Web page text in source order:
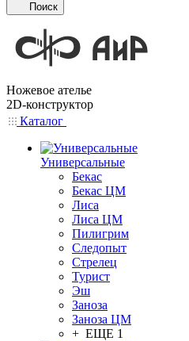
Поиск
Ножевое ателье
2D-конструктор
Каталог
Универсальные
Бекас
Бекас ЦМ
Лиса
Лиса ЦМ
Пилигрим
Следопыт
Стрелец
Турист
Эш
Заноза
Заноза ЦМ
+ ЕЩЕ 1